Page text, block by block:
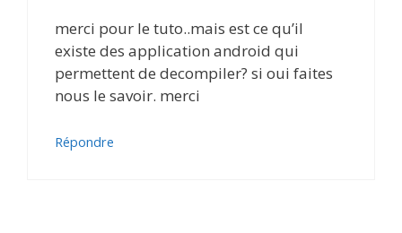
merci pour le tuto..mais est ce qu’il
existe des application android qui
permettent de decompiler? si oui faites
nous le savoir. merci
Répondre